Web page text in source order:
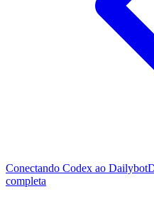
Conectando Codex ao Dailybot
completa